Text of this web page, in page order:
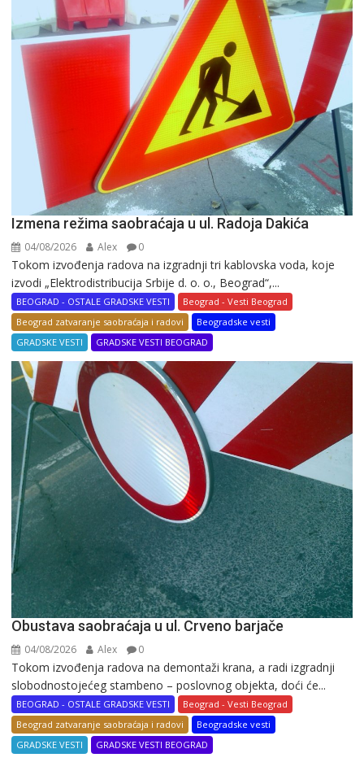
Izmena režima saobraćaja u ul. Radoja Dakića
04/08/2026 Alex 0
Tokom izvođenja radova na izgradnji tri kablovska voda, koje
izvodi „Elektrodistribucija Srbije d. o. o., Beograd“,...
BEOGRAD - OSTALE GRADSKE VESTI
Beograd - Vesti Beograd
Beograd zatvaranje saobraćaja i radovi
Beogradske vesti
GRADSKE VESTI
GRADSKE VESTI BEOGRAD
Obustava saobraćaja u ul. Crveno barjače
04/08/2026 Alex 0
Tokom izvođenja radova na demontaži krana, a radi izgradnji
slobodnostojećeg stambeno – poslovnog objekta, doći će...
BEOGRAD - OSTALE GRADSKE VESTI
Beograd - Vesti Beograd
Beograd zatvaranje saobraćaja i radovi
Beogradske vesti
GRADSKE VESTI
GRADSKE VESTI BEOGRAD